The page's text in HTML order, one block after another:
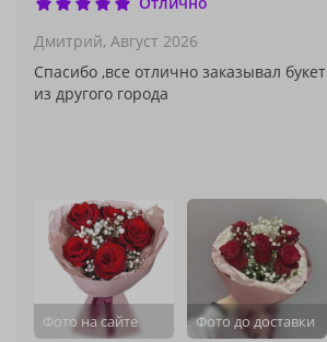
Дмитрий, Август 2026
Спасибо ,все отлично заказывал букет
из другого города
Фото на сайте Фото до доставки